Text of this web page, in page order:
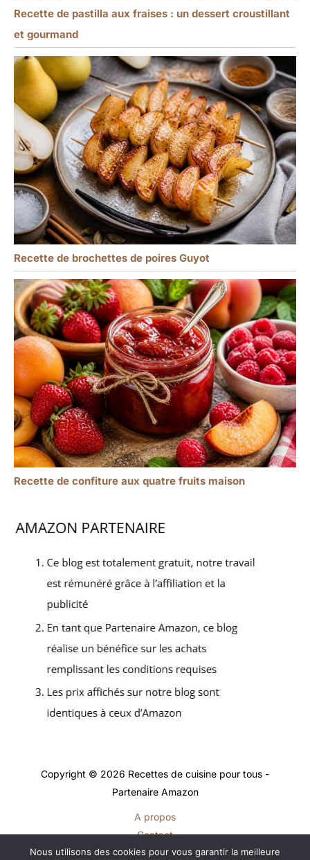
Recette de pastilla aux fraises : un dessert croustillant
et gourmand
Recette de brochettes de poires Guyot
Recette de confiture aux quatre fruits maison
Copyright © 2026 Recettes de cuisine pour tous -
Partenaire Amazon
A propos
Contact
Plan du site
Nous utilisons des cookies pour vous garantir la meilleure